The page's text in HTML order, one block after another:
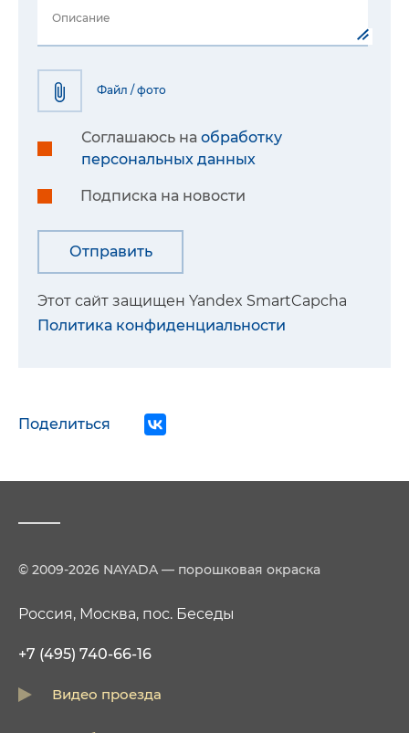
Описание
Файл / фото
Соглашаюсь на обработку
персональных данных
Подписка на новости
Этот сайт защищен Yandex SmartCapcha
Политика конфиденциальности
Поделиться
© 2009-2026 NAYADA — порошковая окраска
Россия, Москва, пос. Беседы
+7 (495) 740-66-16
Видео проезда